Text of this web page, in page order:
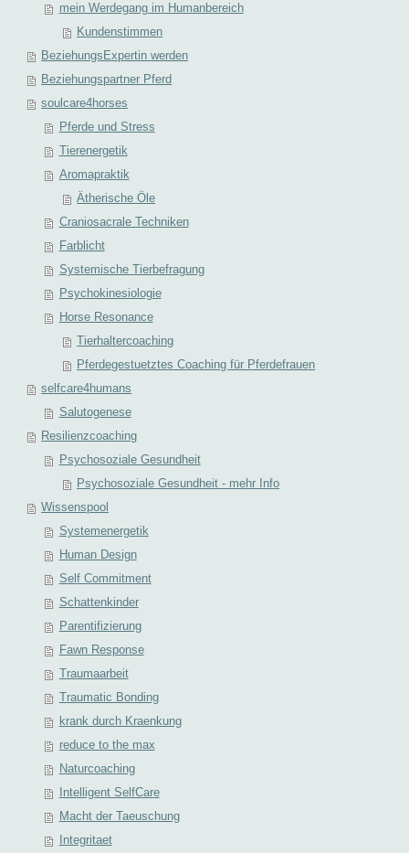
mein Werdegang im Humanbereich
Kundenstimmen
BeziehungsExpertin werden
Beziehungspartner Pferd
soulcare4horses
Pferde und Stress
Tierenergetik
Aromapraktik
Ätherische Öle
Craniosacrale Techniken
Farblicht
Systemische Tierbefragung
Psychokinesiologie
Horse Resonance
Tierhaltercoaching
Pferdegestuetztes Coaching für Pferdefrauen
selfcare4humans
Salutogenese
Resilienzcoaching
Psychosoziale Gesundheit
Psychosoziale Gesundheit - mehr Info
Wissenspool
Systemenergetik
Human Design
Self Commitment
Schattenkinder
Parentifizierung
Fawn Response
Traumaarbeit
Traumatic Bonding
krank durch Kraenkung
reduce to the max
Naturcoaching
Intelligent SelfCare
Macht der Taeuschung
Integritaet